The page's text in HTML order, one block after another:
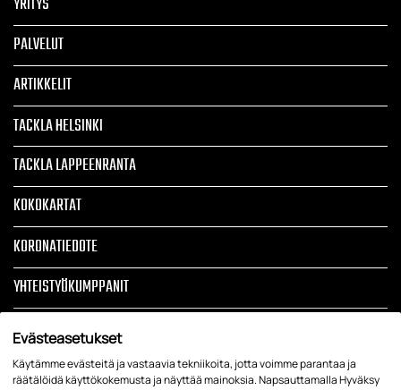
PALVELUT
ARTIKKELIT
TACKLA HELSINKI
TACKLA LAPPEENRANTA
KOKOKARTAT
KORONATIEDOTE
YHTEISTYÖKUMPPANIT
TOIMITUSEHDOT
TIETOSUOJASELOSTE JA REKISTERISELOSTE
Evästeasetukset
Käytämme evästeitä ja vastaavia tekniikoita, jotta voimme parantaa ja
räätälöidä käyttökokemusta ja näyttää mainoksia. Napsauttamalla Hyväksy